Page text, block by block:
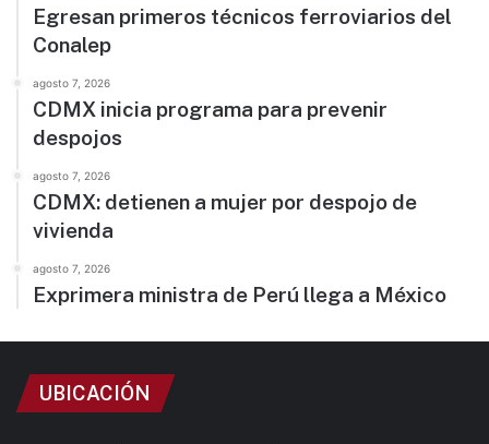
Egresan primeros técnicos ferroviarios del
Conalep
agosto 7, 2026
CDMX inicia programa para prevenir
despojos
agosto 7, 2026
CDMX: detienen a mujer por despojo de
vivienda
agosto 7, 2026
Exprimera ministra de Perú llega a México
UBICACIÓN